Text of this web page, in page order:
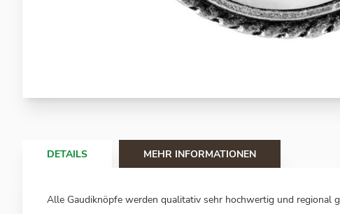
Anfang
DETAILS
Alle Gaudiknöpfe werden qualitativ sehr hochwertig und regional
MEHR INFORMATIONEN